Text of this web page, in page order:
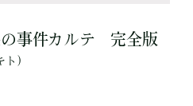
事件カルテ 完全版
ト）